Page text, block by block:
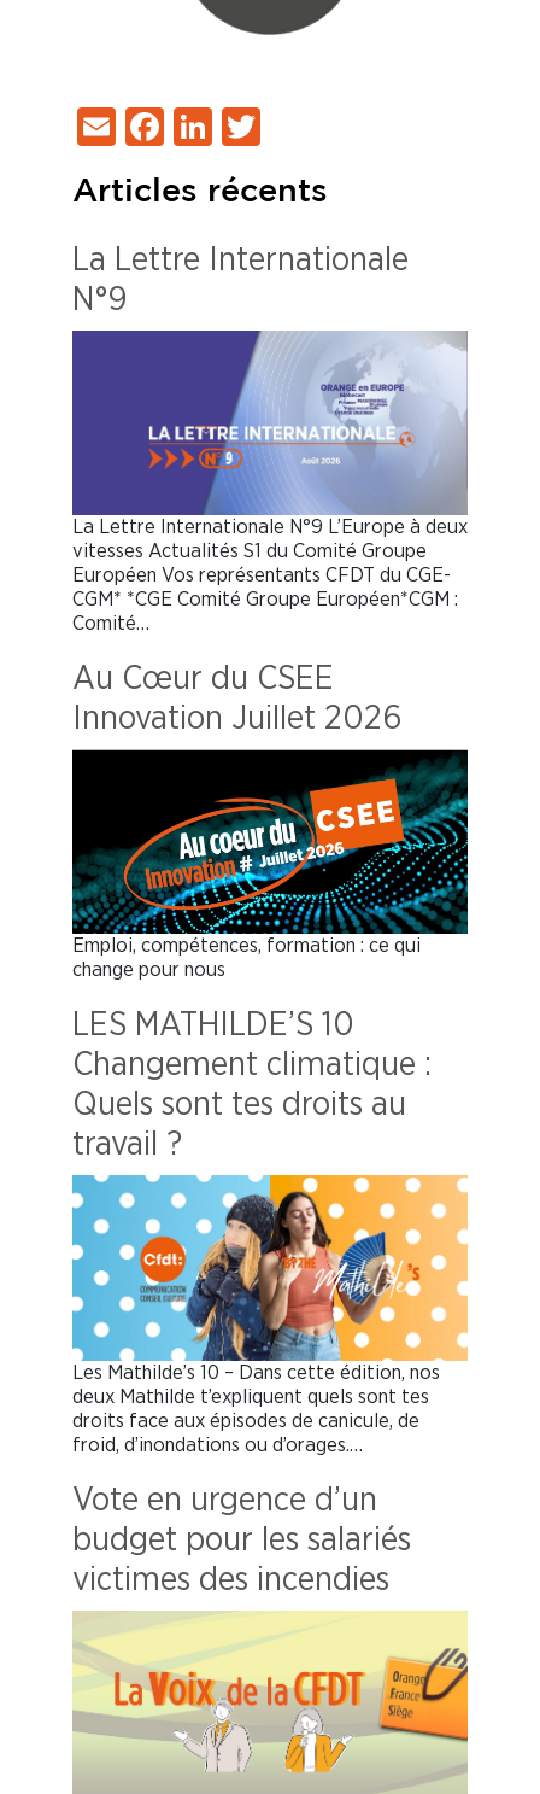
EmailFacebook
LinkedIn
Articles récents
La Lettre Internationale
N°9
La Lettre Internationale N°9 L’Europe à deux
vitesses Actualités S1 du Comité Groupe
Européen Vos représentants CFDT du CGE-
CGM* *CGE Comité Groupe Européen*CGM :
Comité…
Au Cœur du CSEE
Innovation Juillet 2026
Emploi, compétences, formation : ce qui
change pour nous
LES MATHILDE’S 10
Changement climatique :
Quels sont tes droits au
travail ?
Les Mathilde’s 10 – Dans cette édition, nos
deux Mathilde t’expliquent quels sont tes
droits face aux épisodes de canicule, de
froid, d’inondations ou d’orages.…
Vote en urgence d’un
budget pour les salariés
victimes des incendies